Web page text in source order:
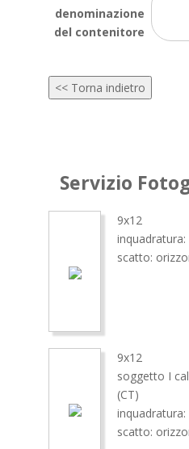
denominazione
del contenitore
<< Torna indietro
Servizio
9x12
scatto:
9x12
soggetto I
(CT)
scatto: